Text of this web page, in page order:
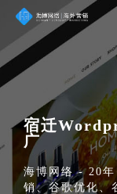
宿迁
广
海博网络 - 20
销、谷歌优化、